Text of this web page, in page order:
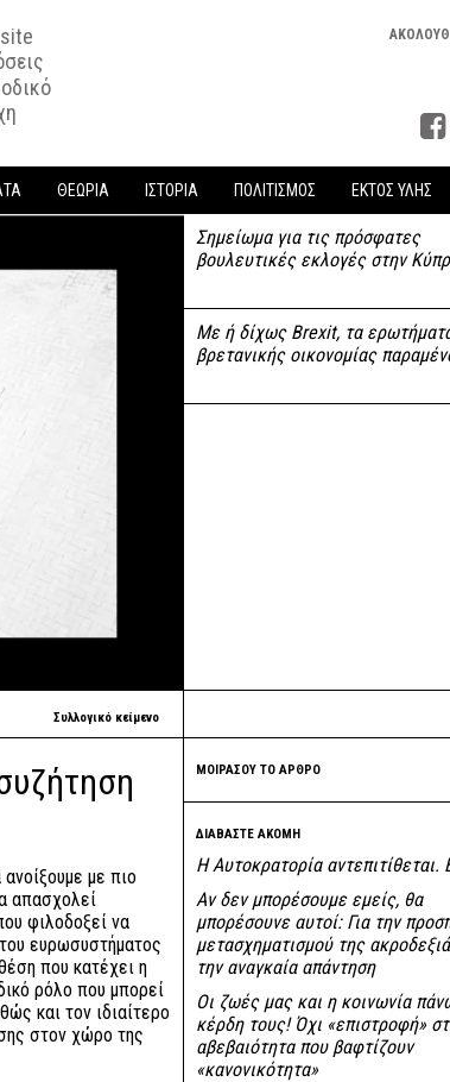
ΘΕΩΡΙΑ ΙΣΤΟΡΙΑ ΠΟΛΙΤΙΣΜΟΣ ΕΚΤΟΣ ΥΛΗΣ
Σημείωμα για τις πρόσφατες
βουλευτικές εκλογές στην
Με ή δίχως Brexit, τα
βρετανικής οικονομίας
Συλλογικό κείμενο
με πιο
απασχολεί
φιλοδοξεί να
ευρωσυστήματος
που κατέχει η
ρόλο που μπορεί
και τον ιδιαίτερο
στον χώρο της
ΜΟΙΡΑΣΟΥ ΤΟ ΑΡΘΡΟ
ΔΙΑΒΑΣΤΕ ΑΚΟΜΗ
Η Αυτοκρατορία αντεπιτίθεται.
Αν δεν μπορέσουμε εμείς, θα
μπορέσουνε αυτοί: Για την
μετασχηματισμού της
την αναγκαία απάντηση
Οι ζωές μας και η κοινωνία
κέρδη τους! Όχι «επιστροφή»
αβεβαιότητα που βαφτίζουν
«κανονικότητα»